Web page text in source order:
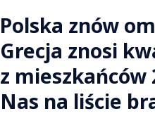
Polska znów
Grecja znosi
z mieszkańców
Nas na liście